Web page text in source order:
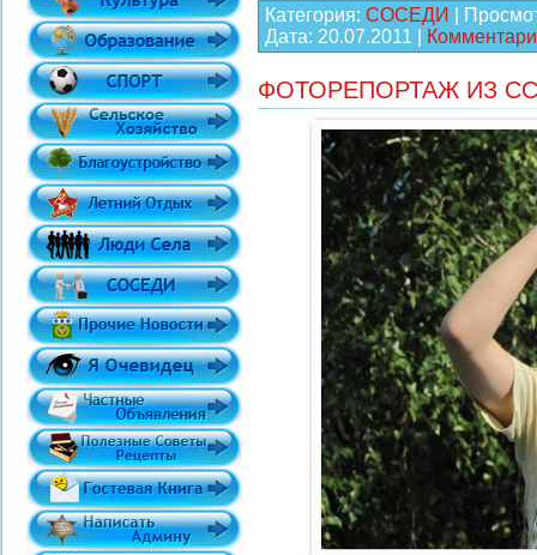
Категория: СОСЕДИ
|
Дата: 20.07.2011
ФОТОРЕПОРТАЖ ИЗ